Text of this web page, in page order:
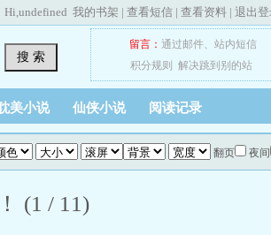
Hi,undefined 我的书架 | 查看短信 | 查看资料 | 退出
搜 索
留言： 通过邮件、 站内短信
积分规则
解决跳到别的站
美小说 仙侠小说 阅读记录
翻页 夜间
(1 / 11)